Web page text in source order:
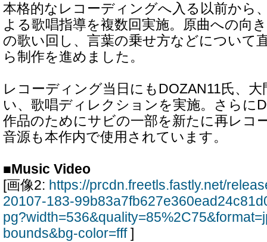
本格的なレコーディングへ入る以前から
よる歌唱指導を複数回実施。原曲への向
の歌い回し、言葉の乗せ方などについて
ら制作を進めました。
レコーディング当日にもDOZAN11氏、
い、歌唱ディレクションを実施。さらに
作品のためにサビの一部を新たに再レコ
音源も本作内で使用されています。
■Music Video
[画像2: https://prcdn.freetls.fastly.net/
20107-183-
bounds&bg-color=fff]